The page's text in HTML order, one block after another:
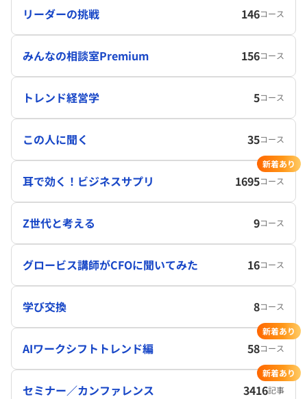
リーダーの挑戦 146コース
みんなの相談室Premium 156コース
トレンド経営学 5コース
この人に聞く 35コース
耳で効く！ビジネスサプリ 1695コース
新着あり
Z世代と考える 9コース
グロービス講師がCFOに聞いてみた 16コース
学び交換 8コース
AIワークシフトトレンド編 58コース
新着あり
セミナー／カンファレンス 3416記事
新着あり